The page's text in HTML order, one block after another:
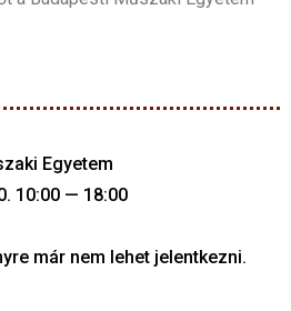
Egyetem
10:00 — 18:00
már nem lehet jelentkezni.